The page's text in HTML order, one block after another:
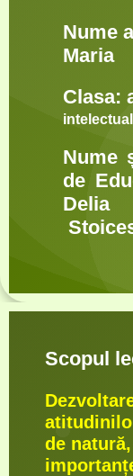
Nume
Maria
Clasa:
Nume
de
Scopul
de